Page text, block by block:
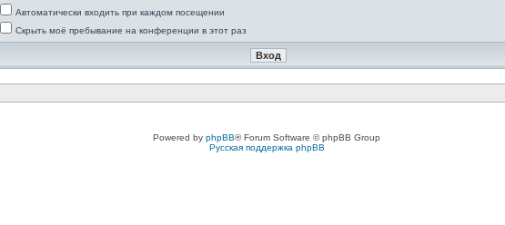
Автоматически входить при каждом посещении
Скрыть моё пребывание на конференции в этот раз
Powered by phpBB® Forum Software © phpBB Group
Русская поддержка phpBB